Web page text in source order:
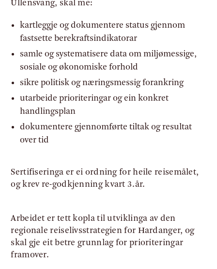
Ullensvang, skal me:
kartleggje og dokumentere status gjennom
fastsette berekraftsindikatorar
samle og systematisere data om miljømessige,
sosiale og økonomiske forhold
sikre politisk og næringsmessig forankring
utarbeide prioriteringar og ein konkret
handlingsplan
dokumentere gjennomførte tiltak og resultat
over tid
Sertifiseringa er ei ordning for heile reisemålet,
og krev re-godkjenning kvart 3.år.
Arbeidet er tett kopla til utviklinga av den
regionale reiselivsstrategien for Hardanger, og
skal gje eit betre grunnlag for prioriteringar
framover.